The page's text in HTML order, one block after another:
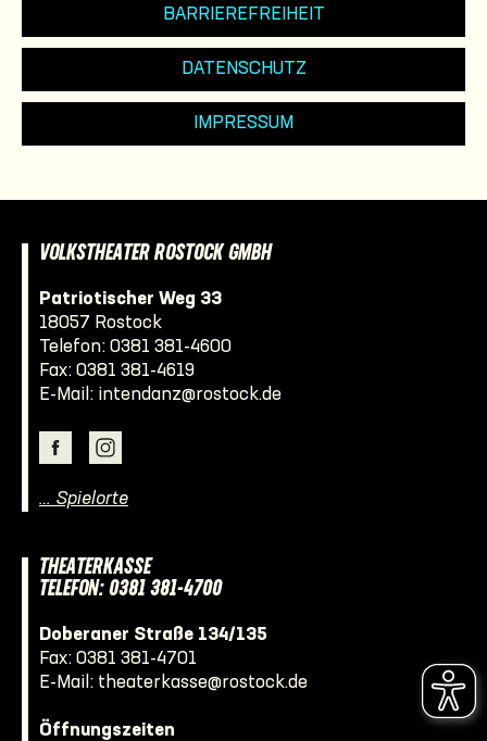
BARRIEREFREIHEIT
DATENSCHUTZ
IMPRESSUM
VOLKSTHEATER ROSTOCK GMBH
Patriotischer Weg 33
18057 Rostock
Telefon: 0381 381-4600
Fax: 0381 381-4619
E-Mail: intendanz@rostock.de
… Spielorte
THEATERKASSE
TELEFON: 0381 381-4700
Doberaner Straße 134/135
Fax: 0381 381-4701
E-Mail: theaterkasse@rostock.de
Öffnungszeiten